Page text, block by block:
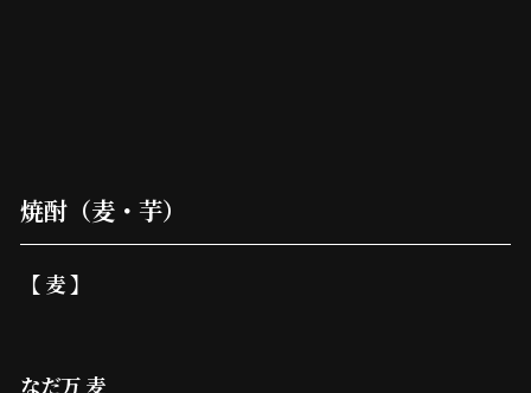
焼酎（麦・芋）
【 麦 】
なだ万 麦